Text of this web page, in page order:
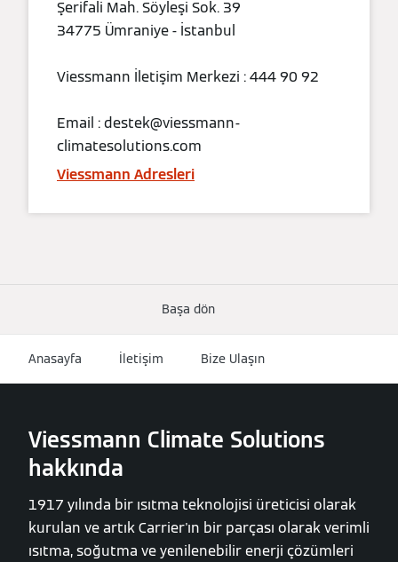
Şerifali Mah. Söyleşi Sok. 39
34775 Ümraniye - İstanbul
Viessmann İletişim Merkezi : 444 90 92
Email : destek@viessmann-
climatesolutions.com
Viessmann Adresleri
Başa dön
Anasayfa İletişim Bize Ulaşın
Viessmann Climate Solutions
hakkında
1917 yılında bir ısıtma teknolojisi üreticisi olarak
kurulan ve artık Carrier'ın bir parçası olarak verimli
ısıtma, soğutma ve yenilenebilir enerji çözümleri